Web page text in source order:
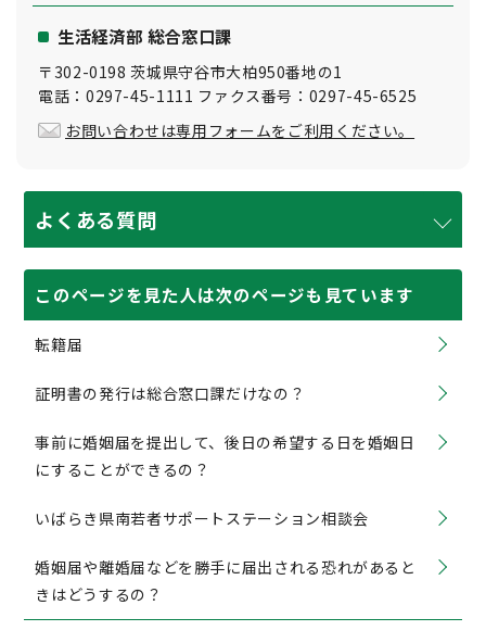
生活経済部 総合窓口課
〒302-0198 茨城県守谷市大柏950番地の1
電話：0297-45-1111 ファクス番号：0297-45-6525
お問い合わせは専用フォームをご利用ください。
よくある質問
このページを見た人は次のページも見ています
転籍届
証明書の発行は総合窓口課だけなの？
事前に婚姻届を提出して、後日の希望する日を婚姻日
にすることができるの？
いばらき県南若者サポートステーション相談会
婚姻届や離婚届などを勝手に届出される恐れがあると
きはどうするの？